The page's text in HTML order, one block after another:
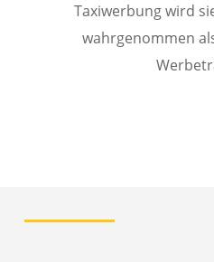
Taxiwerbung wird
wahrgenommen